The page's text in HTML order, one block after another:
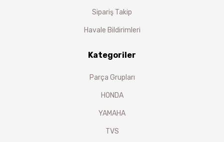
Sipariş Takip
Havale Bildirimleri
Kategoriler
Parça Grupları
HONDA
YAMAHA
TVS